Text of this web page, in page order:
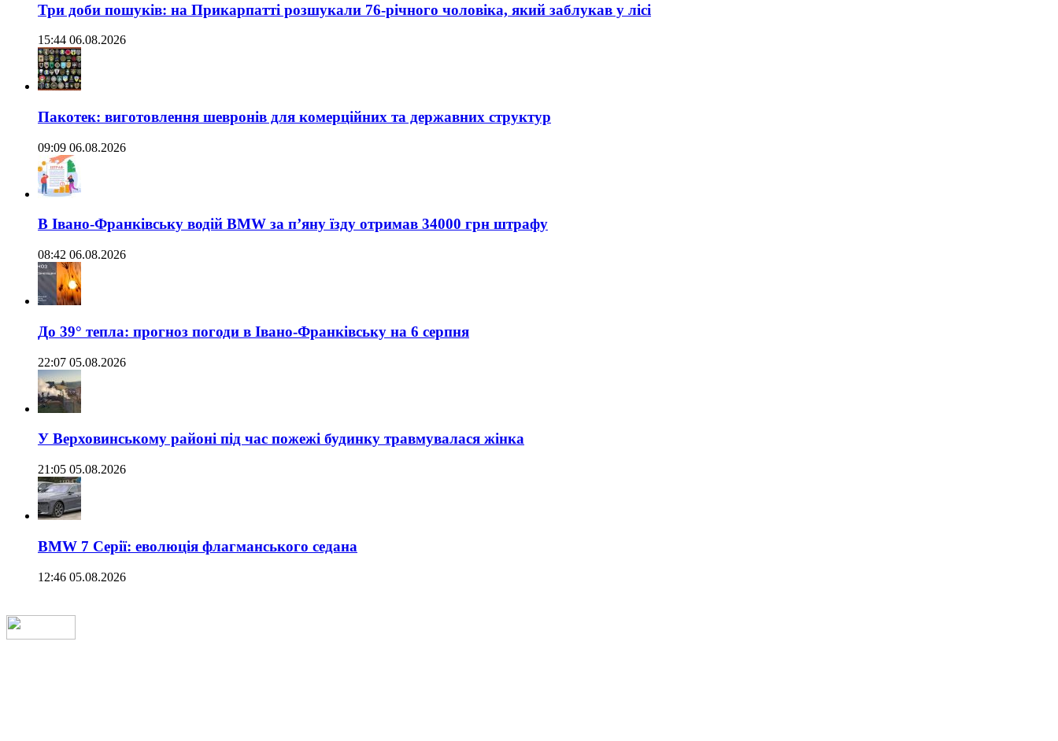
Три доби пошуків: на Прикарпатті розшукали 76-річного чоловіка, який заблукав у лісі
15:44 06.08.2026
Пакотек: виготовлення шевронів для комерційних та державних структур
09:09 06.08.2026
В Івано-Франківську водій BMW за п’яну їзду отримав 34000 грн штрафу
08:42 06.08.2026
До 39° тепла: прогноз погоди в Івано-Франківську на 6 серпня
22:07 05.08.2026
У Верховинському районі під час пожежі будинку травмувалася жінка
21:05 05.08.2026
BMW 7 Серії: еволюція флагманського седана
12:46 05.08.2026